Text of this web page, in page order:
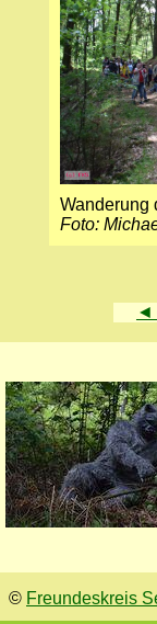
Wanderung
Foto:
© Freundeskreis